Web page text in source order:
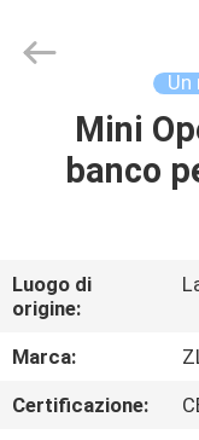
CASA
VIDEO
CIRCA
NOI
Instrument
Technology
Mini
banco
Luogo di
origine:
Marca:
Certificazione: